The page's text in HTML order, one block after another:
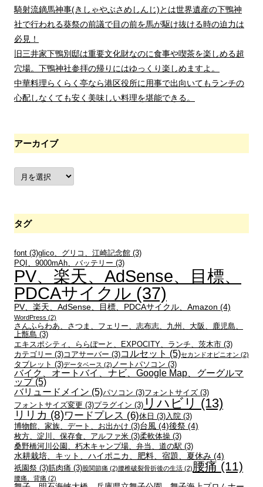
騎射流鏑馬神事(きしゃやぶさめしんじ)とは世界遺産の下鴨神
社で行われる葵祭の前議で目の前を馬が駆け抜ける時の迫力は
必見！
旧三井家下鴨別邸は重要文化財なのに食事や喫茶を楽しめる超
穴場。下鴨神社参拝の帰りにはゆっくり楽しめますよ。
中華料理らくらく亭なら港区役所に用事で出向いてもランチの
心配しなくても安く美味しい料理を堪能できる。
アーカイブ
ア
ー
ブ
タグ
font (3)glico、グリコ、江崎記念館 (3)
PQI、9000mAh、バッテリー (3)
PV、楽天、AdSense、目標、
PDCAサイクル (37)
PV、楽天、AdSense、目標、PDCAサイクル、Amazon (4)
WordPress (2)
さんふらわあ、さつま、フェリー、志布志、九州、大阪、鹿児島、
上甑島 (3)
エキスポシティ、ららぽーと、EXPOCITY、ランチ、茨木市 (3)
カテゴリー (3)コアサーバー (3)コルセット (5)セカンドオピニオン (2)
タブレット (3)データベース (2) ノートパソコン (3)
バイク、オートバイ、ナビ、Google Map、グーグルマ
ップ(5)
バリュードメイン (5)パソコン (3)フォントサイズ (3)
フォントサイズ変更 (3)プラグイン (3) リハビリ (13)
リリカ (8)ワードプレス (6)休日 (3)入院 (3)
博物館、家族、デート、お出かけ (3)台風 (4)後祭 (4)
枚方、淀川、保存食、アルファ米 (3)柔軟体操 (3)
桑野橋河川公園、朽木キャンプ場、弁当、道の駅 (3)
水耕栽培、キット、ハイポニカ、肥料、宿題、夏休み (4)
祇園祭 (3)筋肉痛 (3)股関節痛 (2)腰椎破裂骨折後の生活 (2) 腰痛 (11)
腰痛、背痛 (2)